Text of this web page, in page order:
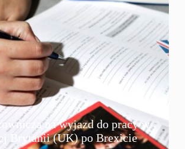
na wyjazd do pracy w
Brytanii (UK) po Brexicie